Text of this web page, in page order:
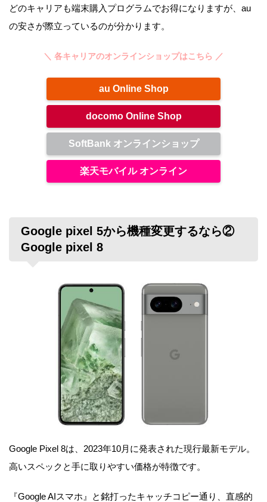
どのキャリアも端末購入プログラムでお得になりますが、au
の安さが際立っているのが分かります。
＼ 各キャリアのオンラインショップはこちら ／
au Online Shop
docomo Online Shop
SoftBank オンラインショップ
楽天モバイル オンライン
Google pixel 5から機種変更するなら②
Google pixel 8
Google Pixel 8は、2023年10月に発表された現行最新モデル。
高いスペックと手に取りやすい価格が特徴です。
『Google AIスマホ』と銘打ったキャッチコピー通り、直感的